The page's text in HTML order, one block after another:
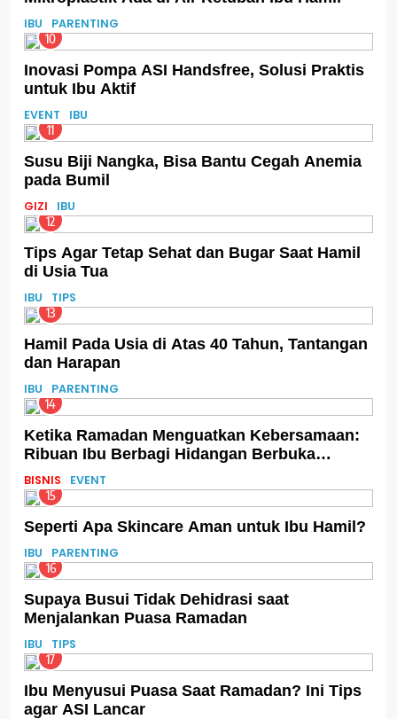
IBU PARENTING
10
Inovasi Pompa ASI Handsfree, Solusi Praktis
untuk Ibu Aktif
EVENT IBU
11
Susu Biji Nangka, Bisa Bantu Cegah Anemia
pada Bumil
GIZI IBU
12
Tips Agar Tetap Sehat dan Bugar Saat Hamil
di Usia Tua
IBU TIPS
13
Hamil Pada Usia di Atas 40 Tahun, Tantangan
dan Harapan
IBU PARENTING
14
Ketika Ramadan Menguatkan Kebersamaan:
Ribuan Ibu Berbagi Hidangan Berbuka
melalui Program Teh Celup Sosro
BISNIS EVENT
15
Seperti Apa Skincare Aman untuk Ibu Hamil?
IBU PARENTING
16
Supaya Busui Tidak Dehidrasi saat
Menjalankan Puasa Ramadan
IBU TIPS
17
Ibu Menyusui Puasa Saat Ramadan? Ini Tips
agar ASI Lancar